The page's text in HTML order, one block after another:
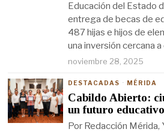
Educación del Estado
entrega de becas de
487 hijas e hijos de
una inversión cercana
noviembre 28, 2025
DESTACADAS · MÉRIDA
Cabildo Abierto:
un futuro
Por Redacción Mérida,